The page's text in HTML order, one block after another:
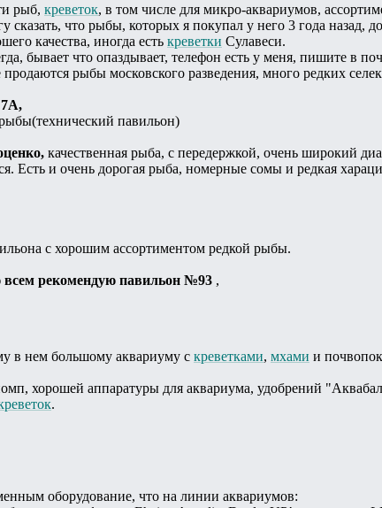
рыб, креветок, в том числе для микро-аквариумов,
сказать, что рыбы, которых я покупал у него 3 года
качества, иногда есть креветки Сулавеси.
бывает что опаздывает, телефон есть у меня, пишите в
рыбы московского разведения, много редких
7А,
павильон)
качественная рыба, с передержкой, очень широкий
Есть и очень дорогая рыба, номерные сомы и редкая
с хорошим ассортиментом редкой рыбы.
рекомендую павильон №93 ,
в нем большому аквариуму с креветками, мхами и
хорошей аппаратуры для аквариума, удобрений
.
оборудование, что на линии аквариумов: